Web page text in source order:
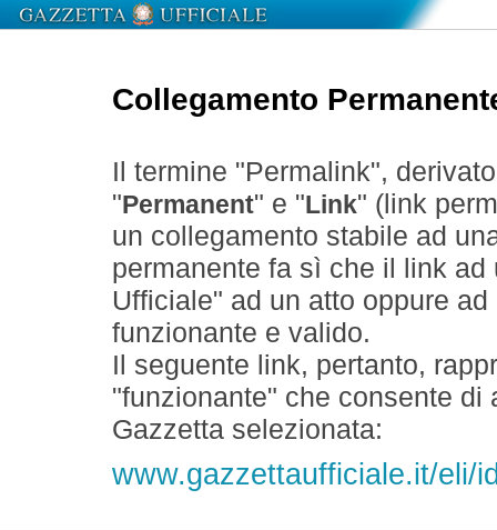
Collegamento
Il termine "Permalink",
" Permanent" e " Link" (link
un collegamento stabile ad
permanente fa sì che il link
Ufficiale" ad un atto oppure
funzionante e valido.
Il seguente link, pertanto,
"funzionante" che consente
Gazzetta selezionata:
www.gazzettaufficiale.it/eli/